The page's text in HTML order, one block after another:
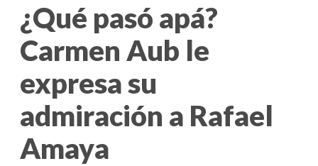
¿Qué pasó apá?
Carmen Aub le
expresa su
admiración a Rafael
Amaya